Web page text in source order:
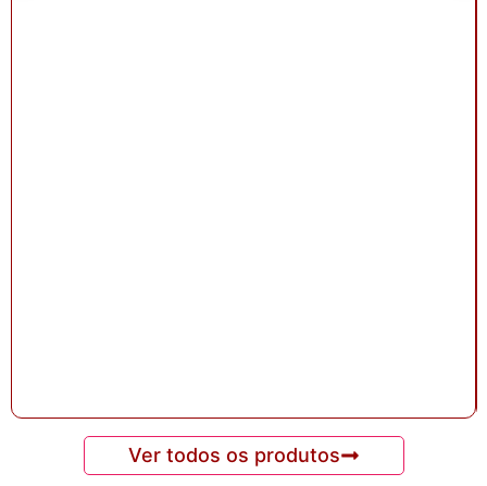
Ver todos os produtos